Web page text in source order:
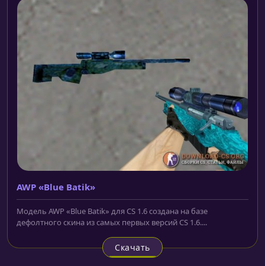
AWP «Blue Batik»
Модель AWP «Blue Batik» для CS 1.6 создана на базе
дефолтного скина из самых первых версий CS 1.6....
Скачать